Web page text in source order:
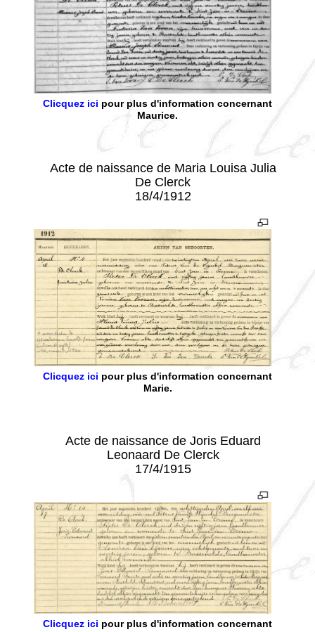
Clicquez ici pour plus d'information concernant
Maurice.
Acte de naissance de Maria Louisa Julia
De Clerck
18/4/1912
Clicquez ici pour plus d'information concernant
Marie.
Acte de naissance de Joris Eduard
Leonaard De Clerck
17/4/1915
Clicquez ici pour plus d'information concernant